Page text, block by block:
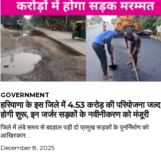
GOVERNMENT
हरियाणा के इस जिले में 4.53 करोड़ की परियोजना जल्द
होगी शुरू, इन जर्जर सड़कों के नवीनीकरण को मंजूरी
जिले में लंबे समय से बदहाल पड़ी दो प्रमुख सड़कों के पुनर्निर्माण को
आखिरकार...
December 8, 2025